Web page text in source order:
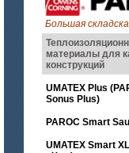
Большая
материалы для
конструкций
UMATEX Plus
Sonus Plus)
PAROC Smart
UMATEX Smart